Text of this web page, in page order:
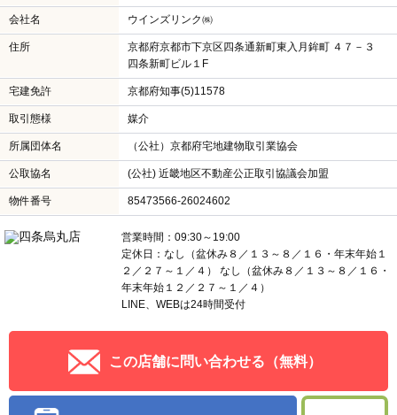
会社名 ウインズリンク㈱
住所
京都府京都市下京区四条通新町東入月鉾町 ４７－３
四条新町ビル１F
宅建免許 京都府知事(5)11578
取引態様 媒介
所属団体名 （公社）京都府宅地建物取引業協会
公取協名 (公社) 近畿地区不動産公正取引協議会加盟
物件番号 85473566-26024602
営業時間：09:30～19:00
定休日：なし（盆休み８／１３～８／１６・年末年始１
２／２７～１／４） なし（盆休み８／１３～８／１６・
年末年始１２／２７～１／４）
LINE、WEBは24時間受付
この店舗に問い合わせる（無料）